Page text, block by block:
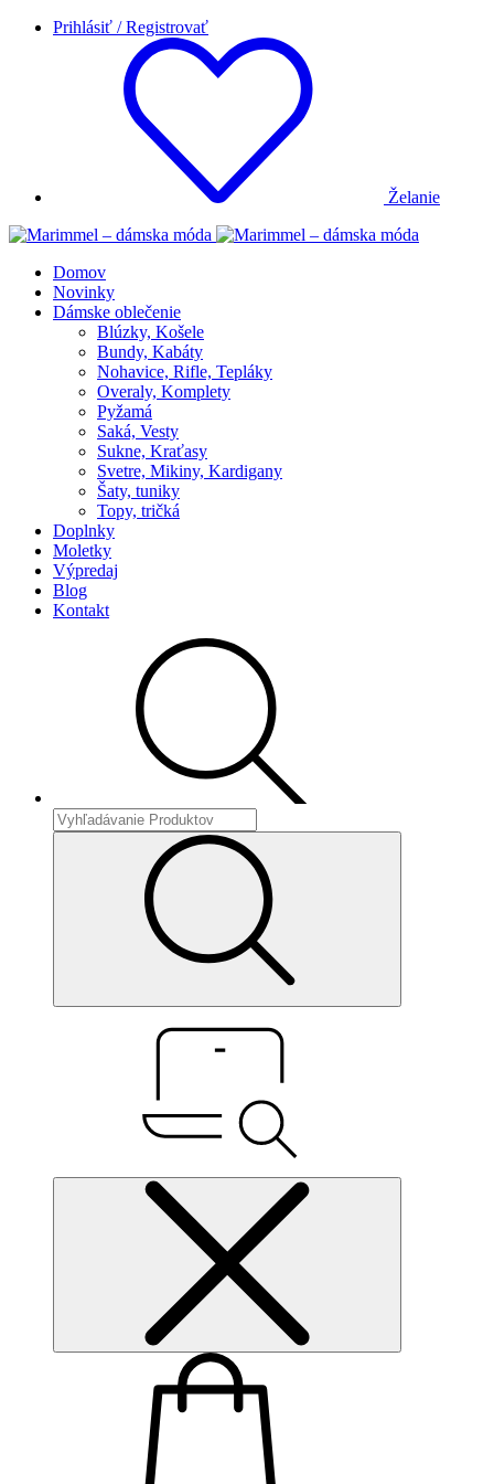
Prihlásiť / Registrovať
Želanie
Domov
Novinky
Dámske oblečenie
Blúzky, Košele
Bundy, Kabáty
Nohavice, Rifle, Tepláky
Overaly, Komplety
Pyžamá
Saká, Vesty
Sukne, Kraťasy
Svetre, Mikiny, Kardigany
Šaty, tuniky
Topy, tričká
Doplnky
Moletky
Výpredaj
Blog
Kontakt